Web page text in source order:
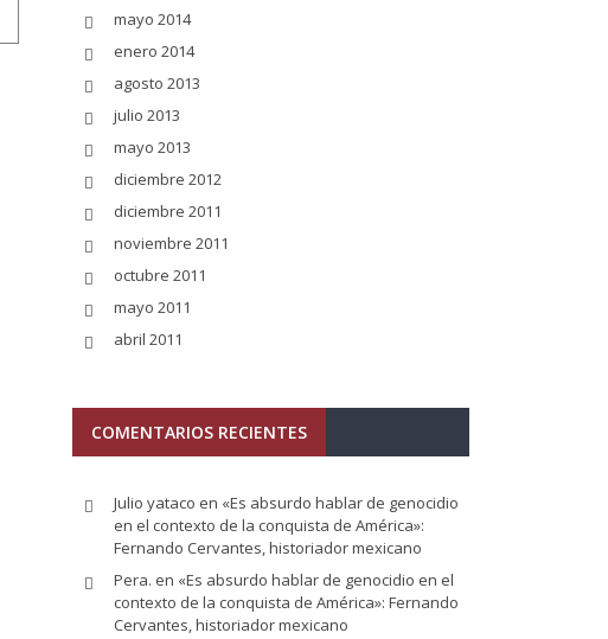
mayo 2014
enero 2014
agosto 2013
julio 2013
mayo 2013
diciembre 2012
diciembre 2011
noviembre 2011
octubre 2011
mayo 2011
abril 2011
COMENTARIOS RECIENTES
Julio yataco en «Es absurdo hablar de genocidio
en el contexto de la conquista de América»:
Fernando Cervantes, historiador mexicano
Pera. en «Es absurdo hablar de genocidio en el
contexto de la conquista de América»: Fernando
Cervantes, historiador mexicano